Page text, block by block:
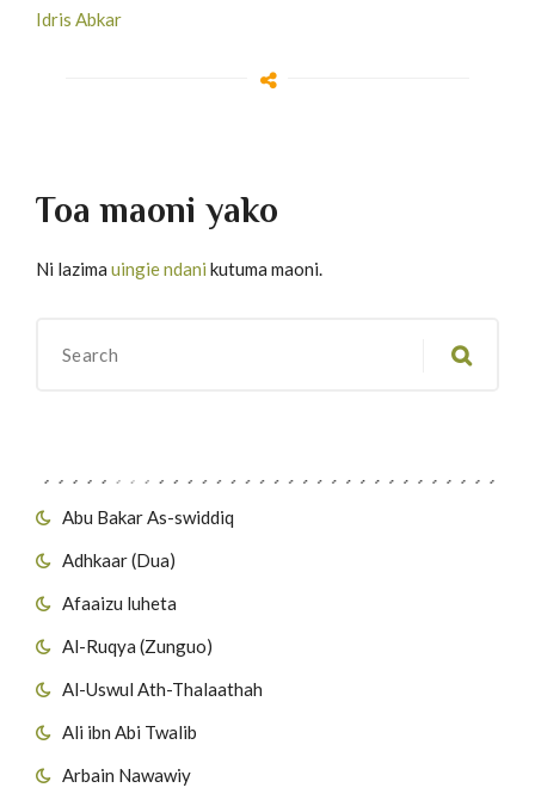
Abu Bakar As-swiddiq
Adhkaar (Dua)
Afaaizu luheta
Al-Ruqya (Zunguo)
Al-Uswul Ath-Thalaathah
Ali ibn Abi Twalib
Arbain Nawawiy
Idris Abkar
Toa maoni yako
Ni lazima uingie ndani kutuma maoni.